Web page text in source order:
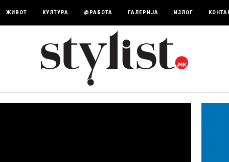
ЖИВОТ КУЛТУРА @РАБОТА ГАЛЕРИЈА ИЗЛОГ